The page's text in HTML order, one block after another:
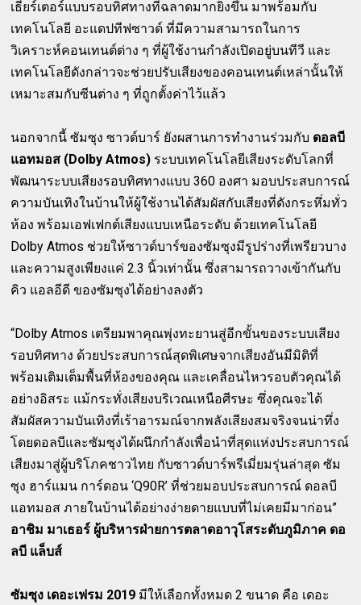
เธียร์เตอร์แบบรอบทิศทางที่ฉลาดมากยิ่งขึ้น มาพร้อมกับ
เทคโนโลยี อะแดปทีฟซาวด์ ที่มีความสามารถในการ
วิเคราะห์คอนเทนต์ต่าง ๆ ที่ผู้ใช้งานกำลังเปิดอยู่บนทีวี และ
เทคโนโลยีดังกล่าวจะช่วยปรับเสียงของคอนเทนต์เหล่านั้นให้
เหมาะสมกับซีนต่าง ๆ ที่ถูกตั้งค่าไว้แล้ว
นอกจากนี้ ซัมซุง ซาวด์บาร์ ยังผสานการทำงานร่วมกับ ดอลบี
แอทมอส (Dolby Atmos) ระบบเทคโนโลยีเสียงระดับโลกที่
พัฒนาระบบเสียงรอบทิศทางแบบ 360 องศา มอบประสบการณ์
ความบันเทิงในบ้านให้ผู้ใช้งานได้สัมผัสกับเสียงที่ดังกระหึ่มทั่ว
ห้อง พร้อมเอฟเฟกต์เสียงแบบเหนือระดับ ด้วยเทคโนโลยี
Dolby Atmos ช่วยให้ซาวด์บาร์ของซัมซุงมีรูปร่างที่เพรียวบาง
และความสูงเพียงแค่ 2.3 นิ้วเท่านั้น ซึ่งสามารถวางเข้ากันกับ
คิว แอลอีดี ของซัมซุงได้อย่างลงตัว
“Dolby Atmos เตรียมพาคุณพุ่งทะยานสู่อีกขั้นของระบบเสียง
รอบทิศทาง ด้วยประสบการณ์สุดพิเศษจากเสียงอันมีมิติที่
พร้อมเติมเต็มพื้นที่ห้องของคุณ และเคลื่อนไหวรอบตัวคุณได้
อย่างอิสระ แม้กระทั่งเสียงบริเวณเหนือศีรษะ ซึ่งคุณจะได้
สัมผัสความบันเทิงที่เร้าอารมณ์จากพลังเสียงสมจริงจนน่าทึ่ง
โดยดอลบีและซัมซุงได้ผนึกกำลังเพื่อนำที่สุดแห่งประสบการณ์
เสียงมาสู่ผู้บริโภคชาวไทย กับซาวด์บาร์พรีเมี่ยมรุ่นล่าสุด ซัม
ซุง ฮาร์แมน การ์ดอน ‘Q90R’ ที่ช่วยมอบประสบการณ์ ดอลบี
แอทมอส ภายในบ้านได้อย่างง่ายดายแบบที่ไม่เคยมีมาก่อน”
อาชิม มาเธอร์ ผู้บริหารฝ่ายการตลาดอาวุโสระดับภูมิภาค ดอ
ลบี แล็บส์
ซัมซุง เดอะเฟรม 2019 มีให้เลือกทั้งหมด 2 ขนาด คือ เดอะ